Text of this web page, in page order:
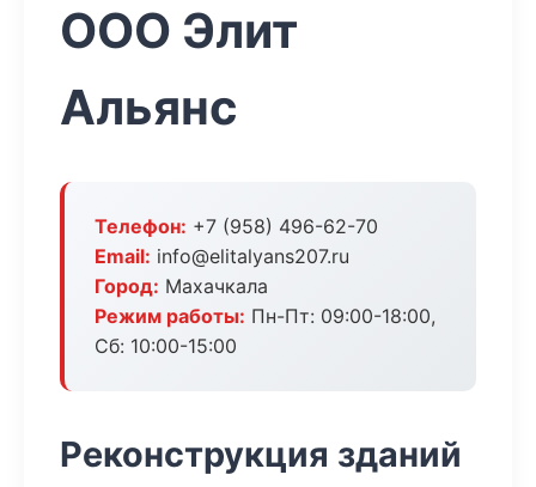
ООО Элит
Альянс
Телефон: +7 (958) 496-62-70
Email: info@elitalyans207.ru
Город: Махачкала
Режим работы: Пн-Пт: 09:00-18:00,
Сб: 10:00-15:00
Реконструкция зданий